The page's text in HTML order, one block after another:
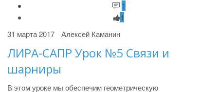
1
1
31 марта 2017
Алексей Каманин
ЛИРА-САПР Урок №5 Связи и
шарниры
В этом уроке мы обеспечим геометрическую